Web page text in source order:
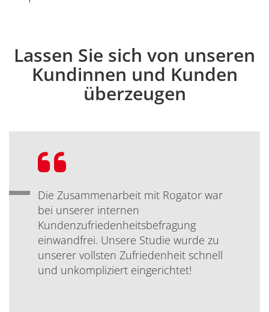
Einleitung
Lassen Sie sich von unseren
Kundinnen und Kunden
überzeugen
Bewertung:
Die Zusammenarbeit mit Rogator war
bei unserer internen
Kundenzufriedenheitsbefragung
einwandfrei. Unsere Studie wurde zu
unserer vollsten Zufriedenheit schnell
und unkompliziert eingerichtet!